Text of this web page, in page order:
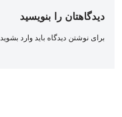
دیدگاهتان را بنویسید
برای نوشتن دیدگاه باید وارد بشوید